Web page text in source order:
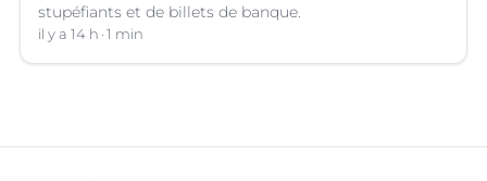
stupéfiants et de billets de banque.
il y a 14 h 1 min